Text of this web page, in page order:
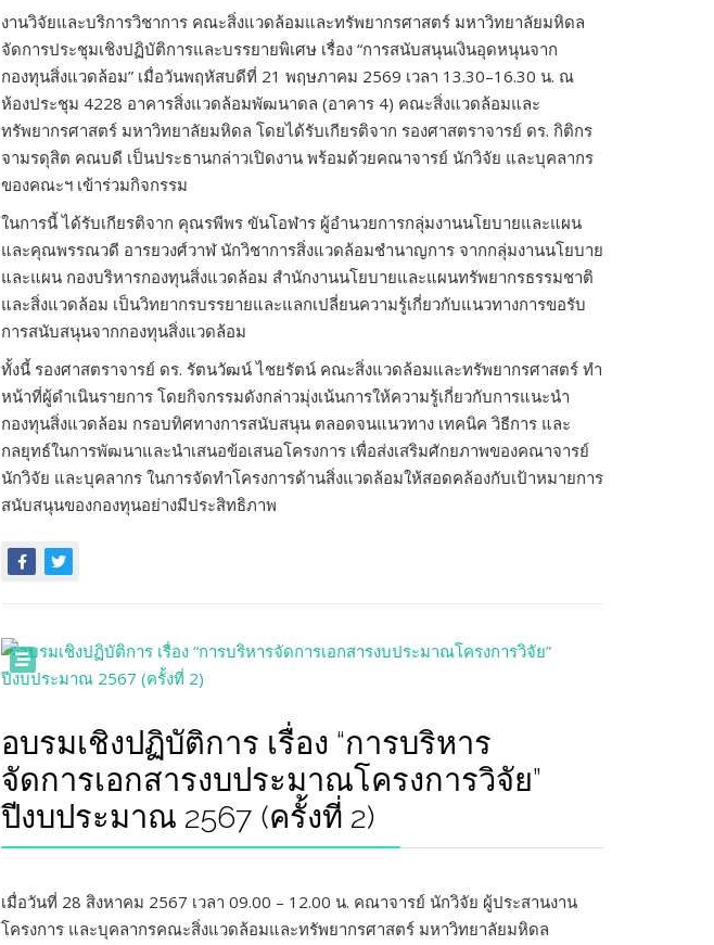
งานวิจัยและบริการวิชาการ คณะสิ่งแวดล้อมและทรัพยากรศาสตร์ มหาวิทยาลัยมหิดล
จัดการประชุมเชิงปฏิบัติการและบรรยายพิเศษ เรื่อง “การสนับสนุนเงินอุดหนุนจาก
กองทุนสิ่งแวดล้อม” เมื่อวันพฤหัสบดีที่ 21 พฤษภาคม 2569 เวลา 13.30–16.30 น. ณ
ห้องประชุม 4228 อาคารสิ่งแวดล้อมพัฒนาดล (อาคาร 4) คณะสิ่งแวดล้อมและ
ทรัพยากรศาสตร์ มหาวิทยาลัยมหิดล โดยได้รับเกียรติจาก รองศาสตราจารย์ ดร. กิติกร
จามรดุสิต คณบดี เป็นประธานกล่าวเปิดงาน พร้อมด้วยคณาจารย์ นักวิจัย และบุคลากร
ของคณะฯ เข้าร่วมกิจกรรม
ในการนี้ ได้รับเกียรติจาก คุณรพีพร ขันโอฬาร ผู้อำนวยการกลุ่มงานนโยบายและแผน
และคุณพรรณวดี อารยวงศ์วาฬ นักวิชาการสิ่งแวดล้อมชำนาญการ จากกลุ่มงานนโยบาย
และแผน กองบริหารกองทุนสิ่งแวดล้อม สำนักงานนโยบายและแผนทรัพยากรธรรมชาติ
และสิ่งแวดล้อม เป็นวิทยากรบรรยายและแลกเปลี่ยนความรู้เกี่ยวกับแนวทางการขอรับ
การสนับสนุนจากกองทุนสิ่งแวดล้อม
ทั้งนี้ รองศาสตราจารย์ ดร. รัตนวัฒน์ ไชยรัตน์ คณะสิ่งแวดล้อมและทรัพยากรศาสตร์ ทำ
หน้าที่ผู้ดำเนินรายการ โดยกิจกรรมดังกล่าวมุ่งเน้นการให้ความรู้เกี่ยวกับการแนะนำ
กองทุนสิ่งแวดล้อม กรอบทิศทางการสนับสนุน ตลอดจนแนวทาง เทคนิค วิธีการ และ
กลยุทธ์ในการพัฒนาและนำเสนอข้อเสนอโครงการ เพื่อส่งเสริมศักยภาพของคณาจารย์
นักวิจัย และบุคลากร ในการจัดทำโครงการด้านสิ่งแวดล้อมให้สอดคล้องกับเป้าหมายการ
สนับสนุนของกองทุนอย่างมีประสิทธิภาพ
อบรมเชิงปฏิบัติการ เรื่อง “การบริหาร
จัดการเอกสารงบประมาณโครงการวิจัย”
ปีงบประมาณ 2567 (ครั้งที่ 2)
เมื่อวันที่ 28 สิงหาคม 2567 เวลา 09.00 – 12.00 น. คณาจารย์ นักวิจัย ผู้ประสานงาน
โครงการ และบุคลากรคณะสิ่งแวดล้อมและทรัพยากรศาสตร์ มหาวิทยาลัยมหิดล